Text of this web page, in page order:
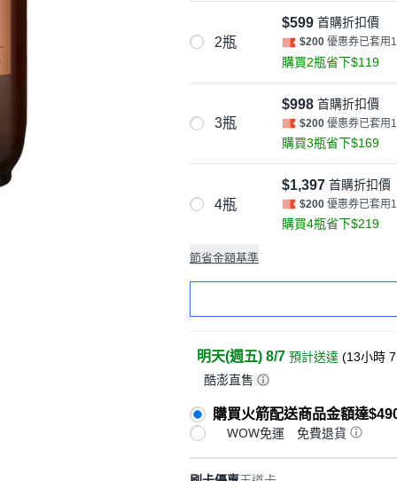
2瓶
$599 首購折扣價
$200 優惠券已套用
購買2瓶省下$119
3瓶
$998 首購折扣價
$200 優惠券已套用
購買3瓶省下$169
4瓶
$1,397 首購折扣價
$200 優惠券已套用
購買4瓶省下$219
節省金額基準
明天(週五) 8/7 預計送達 (13小時
酷澎直售
購買火箭配送商品金額達
WOW免運 免費退貨